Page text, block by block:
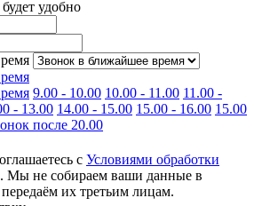
удобно
9.00 - 10.00 10.00 - 11.00 11.00 -
- 13.00 14.00 - 15.00 15.00 - 16.00 15.00
после 20.00
с Условиями обработки
. Мы не собираем ваши данные в
их третьим лицам.